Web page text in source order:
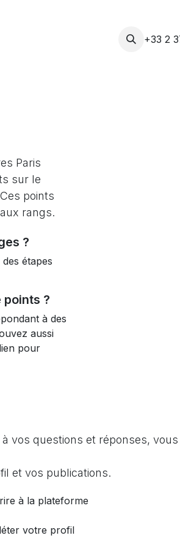
Contactez-nous Nos
+33 2
Paris
sur le
points
rangs.
?
étapes
points ?
à des
aussi
pour
vos questions et réponses,
et vos publications.
à la plateforme
votre profil